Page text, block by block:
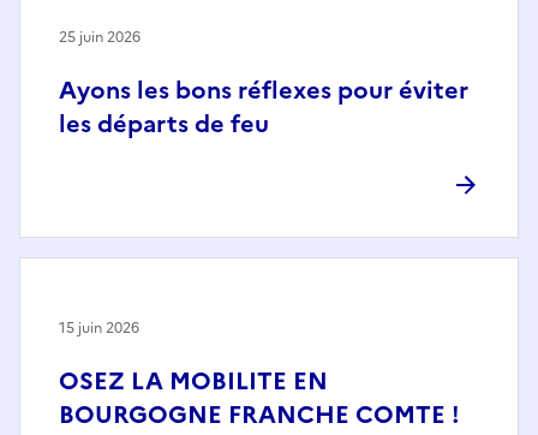
Ayons les bons réflexes pour éviter
les départs de feu
25 juin 2026
OSEZ LA MOBILITE EN
BOURGOGNE FRANCHE COMTE !
15 juin 2026